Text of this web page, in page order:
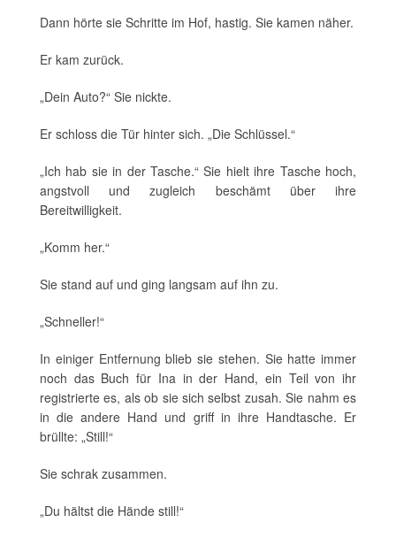
Dann hörte sie Schritte im Hof, hastig. Sie kamen näher.
Er kam zurück.
„Dein Auto?“ Sie nickte.
Er schloss die Tür hinter sich. „Die Schlüssel.“
„Ich hab sie in der Tasche.“ Sie hielt ihre Tasche hoch,
angstvoll und zugleich beschämt über ihre
Bereitwilligkeit.
„Komm her.“
Sie stand auf und ging langsam auf ihn zu.
„Schneller!“
In einiger Entfernung blieb sie stehen. Sie hatte immer
noch das Buch für Ina in der Hand, ein Teil von ihr
registrierte es, als ob sie sich selbst zusah. Sie nahm es
in die andere Hand und griff in ihre Handtasche. Er
brüllte: „Still!“
Sie schrak zusammen.
„Du hältst die Hände still!“